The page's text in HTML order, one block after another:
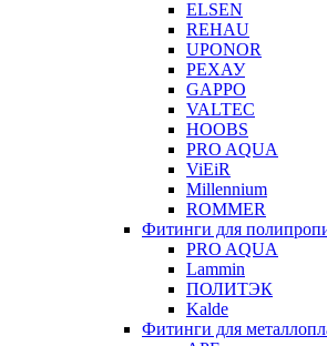
ELSEN
REHAU
UPONOR
РЕХАУ
GAPPO
VALTEC
HOOBS
PRO AQUA
ViEiR
Millennium
ROMMER
Фитинги для
PRO AQUA
Lammin
ПОЛИТЭК
Kalde
Фитинги для